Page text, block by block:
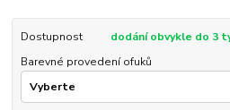
Dostupnost
dodání obvykle do 3
Barevné provedení ofuků